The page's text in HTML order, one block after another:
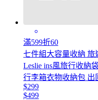
滿599折60
七件組大容量收納 旅
Leslie ins風旅行收納
行李箱衣物收納包 出
$299
$499